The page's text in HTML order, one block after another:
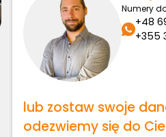
Numery
+48
+355
lub zostaw swoje
odezwiemy się do